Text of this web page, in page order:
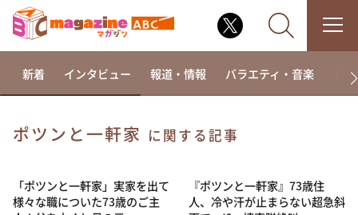
相席食堂
新着 インタビュー 報道・情報 バラエティ・音楽 ド
ポツンと一軒家 に関する記事
「ポツンと一軒家」実家を出て
様々な職についた73歳のご主
『ポツンと一軒家』73歳住
人、冷や汗が止まらない超急斜